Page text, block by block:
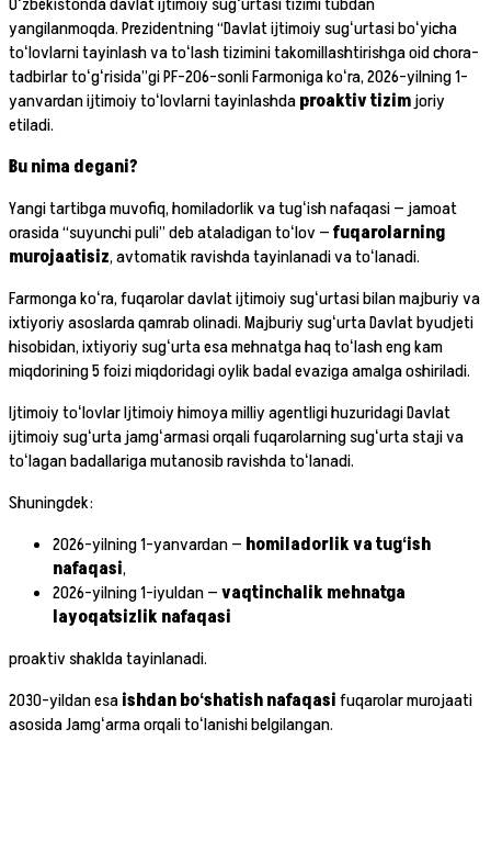
yangilanmoqda. Prezidentning “Davlat ijtimoiy sugʻurtasi boʻyicha
toʻlovlarni tayinlash va toʻlash tizimini takomillashtirishga oid chora-
tadbirlar toʻgʻrisida”gi PF–206-sonli Farmoniga koʻra, 2026-yilning 1-
yanvardan ijtimoiy toʻlovlarni tayinlashdaproaktiv tizimjoriy
etiladi.
Bu nima degani?
Yangi tartibga muvofiq, homiladorlik va tugʻish nafaqasi — jamoat
orasida “suyunchi puli” deb ataladigan toʻlov —fuqarolarning
murojaatisiz, avtomatik ravishda tayinlanadi va toʻlanadi.
Farmonga koʻra, fuqarolar davlat ijtimoiy sugʻurtasi bilan majburiy va
ixtiyoriy asoslarda qamrab olinadi. Majburiy sugʻurta Davlat byudjeti
hisobidan, ixtiyoriy sugʻurta esa mehnatga haq toʻlash eng kam
miqdorining 5 foizi miqdoridagi oylik badal evaziga amalga oshiriladi.
Ijtimoiy toʻlovlar Ijtimoiy himoya milliy agentligi huzuridagi Davlat
ijtimoiy sugʻurta jamgʻarmasi orqali fuqarolarning sugʻurta staji va
toʻlagan badallariga mutanosib ravishda toʻlanadi.
Shuningdek:
2026-yilning 1-yanvardan — homiladorlik va tugʻish
nafaqasi,
2026-yilning 1-iyuldan —vaqtinchalik mehnatga
layoqatsizlik nafaqasi
proaktiv shaklda tayinlanadi.
2030-yildan esaishdan boʻshatish nafaqasifuqarolar murojaati
asosida Jamgʻarma orqali toʻlanishi belgilangan.